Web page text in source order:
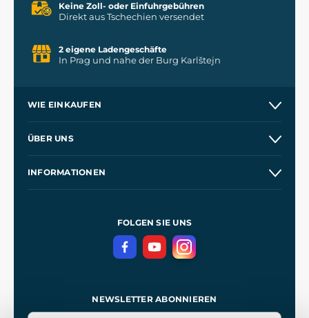
Keine Zoll- oder Einfuhrgebühren
Direkt aus Tschechien versendet
2 eigene Ladengeschäfte
In Prag und nahe der Burg Karlštejn
WIE EINKAUFEN
Kontakt
ÜBER UNS
INFORMATIONEN
DatenschutzerklärungFOLGEN SIE UNS
NEWSLETTER ABONNIEREN